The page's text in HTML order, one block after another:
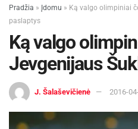
Pradžia » Įdomu » Ką valgo olimpiniai
paslaptys
Ką valgo
Jevgenijaus
J. Šalaševičienė 2016-